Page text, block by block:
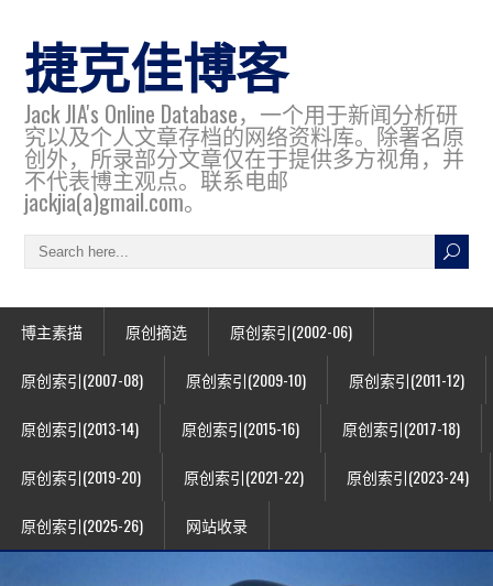
捷克佳博客
Jack JIA's Online Database，一个用于新闻分析研
究以及个人文章存档的网络资料库。除署名原
创外，所录部分文章仅在于提供多方视角，并
不代表博主观点。联系电邮
jackjia(a)gmail.com。
博主素描 原创摘选 原创索引(2002-06)
原创索引(2007-08) 原创索引(2009-10) 原创索引(2011-12)
原创索引(2013-14) 原创索引(2015-16) 原创索引(2017-18)
原创索引(2019-20) 原创索引(2021-22) 原创索引(2023-24)
原创索引(2025-26) 网站收录